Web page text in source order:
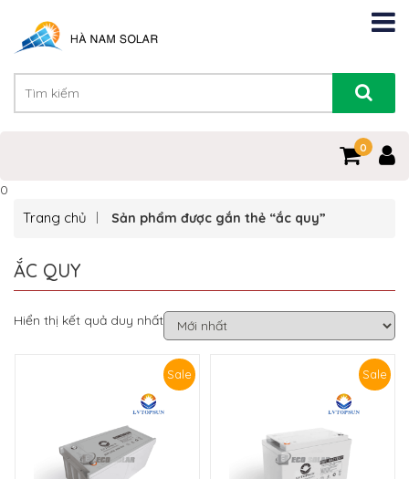
0
0
Trang chủ Sản phẩm được gắn thẻ “ắc quy”
ẮC QUY
Hiển thị kết quả duy nhất
Sale Sale